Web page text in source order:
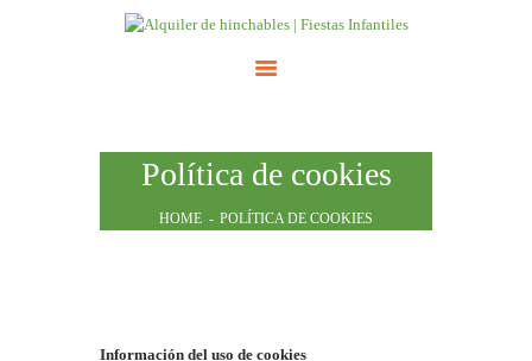
Política de cookies
HOME POLÍTICA DE COOKIES
INICIO
ATRACCIONES
TARIFAS
Información del uso de cookies